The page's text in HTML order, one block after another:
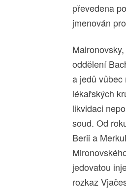
převedena
jmenován
oddělení
a jedů vůbec
lékařských
likvidaci
soud. Od
Berii a
jedovatou
rozkaz